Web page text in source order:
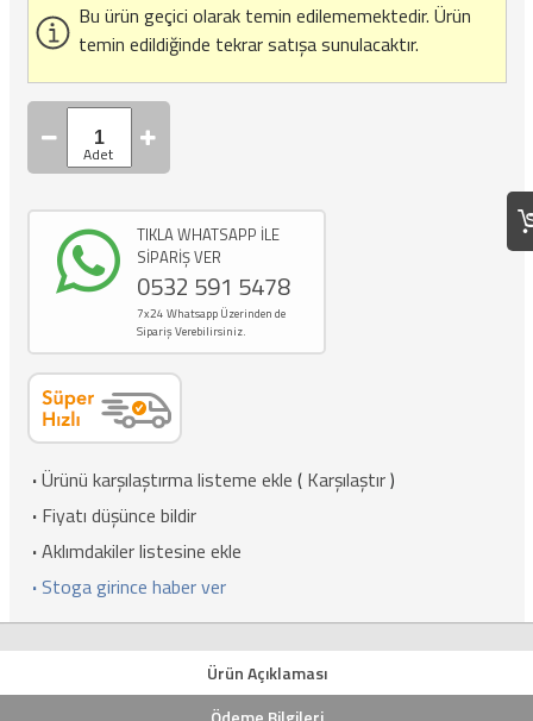
Bu ürün geçici olarak temin edilememektedir. Ürün
temin edildiğinde tekrar satışa sunulacaktır.
TIKLA WHATSAPP İLE
SİPARİŞ VER
0532 591 5478
7x24 Whatsapp Üzerinden de
Sipariş Verebilirsiniz.
·Ürünü karşılaştırma listeme ekle ( Karşılaştır)
· Fiyatı düşünce bildir
·Aklımdakiler listesine ekle
· Stoga girince haber ver
Ürün Açıklaması